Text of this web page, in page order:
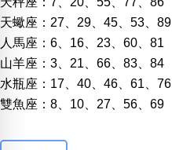
天蠍座：27、29、45、53、89
人馬座：6、16、23、60、81
山羊座：3、21、66、83、84
水瓶座：17、40、46、61、76
雙魚座：8、10、27、56、69